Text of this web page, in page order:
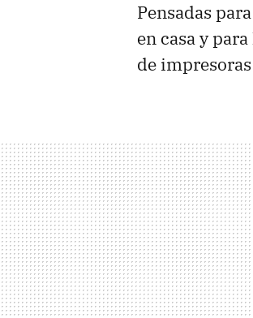
Pensadas
en casa y
de impresoras